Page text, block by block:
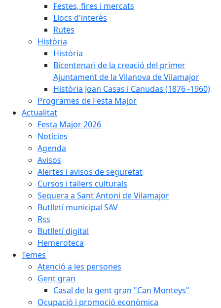
Festes, fires i mercats
Llocs d'interès
Rutes
Història
Història
Bicentenari de la creació del primer
Ajuntament de la Vilanova de Vilamajor
Història Joan Casas i Canudas (1876 -1960)
Programes de Festa Major
Actualitat
Festa Major 2026
Notícies
Agenda
Avisos
Alertes i avisos de seguretat
Cursos i tallers culturals
Sequera a Sant Antoni de Vilamajor
Butlletí municipal SAV
Rss
Butlletí digital
Hemeroteca
Temes
Atenció a les persones
Gent gran
Casal de la gent gran "Can Monteys"
Ocupació i promoció econòmica